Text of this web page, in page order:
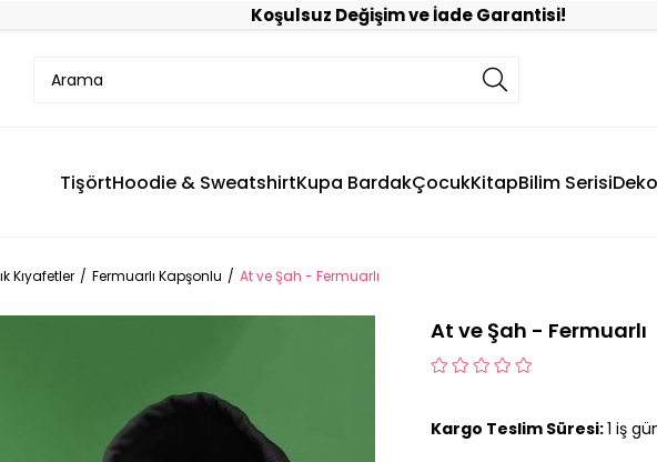
Koşulsuz Değişim ve İade Garantisi!
TişörtHoodie & SweatshirtKupa BardakÇocukKitapBilim Serisi
Kıyafetler Fermuarlı Kapşonlu At ve Şah - Fermuarlı
At ve Şah - Fermuarlı
Kargo Teslim Süresi:1 iş